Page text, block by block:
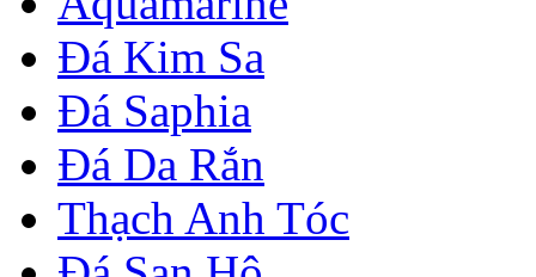
Đá Kim Sa
Đá Saphia
Đá Da Rắn
Thạch Anh Tóc